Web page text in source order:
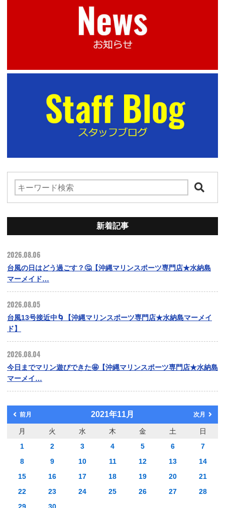
新着記事
2026.08.06
台風の日はどう過ごす？🤔【沖縄マリンスポーツ専門店★水納島
マーメイド…
2026.08.05
台風13号接近中🌀【沖縄マリンスポーツ専門店★水納島マーメイ
ド】
2026.08.04
今日までマリン遊びできた🤩【沖縄マリンスポーツ専門店★水納島
マーメイ…
前月 2021年11月 次月
月 火 水 木 金 土
日
1
2 3 4 5 6
7
8
9 10 11 12 13
14
15
16 17 18 19 20
21
22
23 24 25 26 27
28
29
30